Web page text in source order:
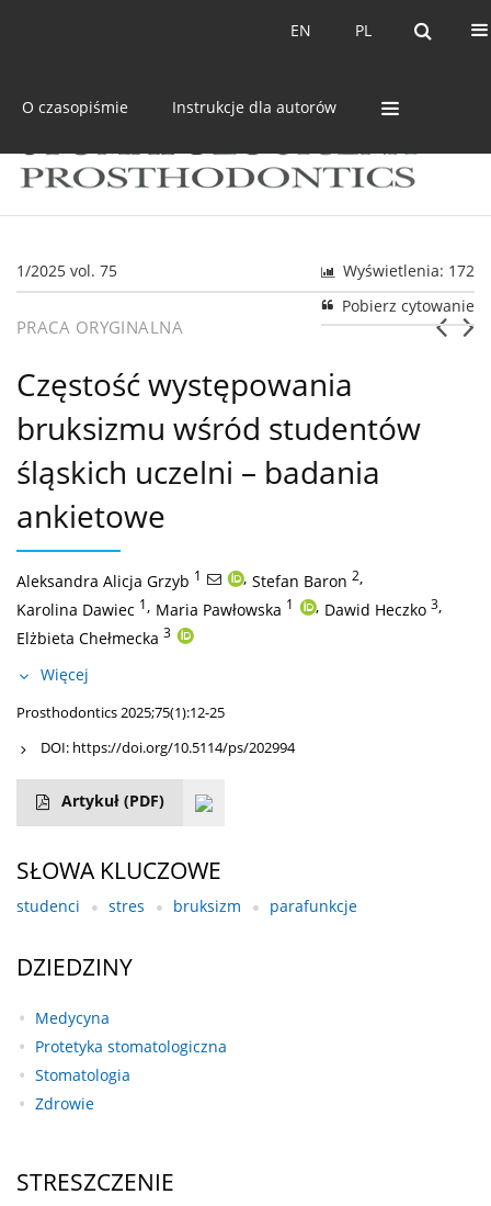
PL
EN PL
EN
O czasopiśmie Instrukcje dla autorów
1/2025 vol. 75
Wyświetlenia: 172
Pobierz cytowanie
PRACA ORYGINALNA
Częstość występowania
bruksizmu wśród studentów
śląskich uczelni – badania
ankietowe
Aleksandra Alicja Grzyb 1 , Stefan Baron 2,
Karolina Dawiec 1, Maria Pawłowska 1 , Dawid Heczko 3,
Elżbieta Chełmecka 3
Więcej
Prosthodontics 2025;75(1):12-25
DOI: https://doi.org/10.5114/ps/202994
Artykuł (PDF)
SŁOWA KLUCZOWE
studenci stres bruksizm parafunkcje
DZIEDZINY
Medycyna
Protetyka stomatologiczna
Stomatologia
Zdrowie
STRESZCZENIE